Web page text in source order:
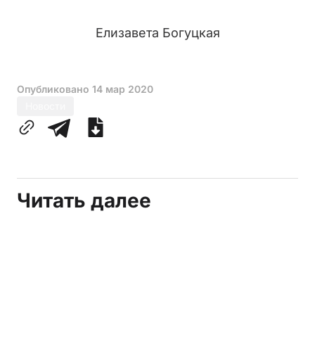
Елизавета Богуцкая
Опубликовано 14 мар 2020
Читать далее